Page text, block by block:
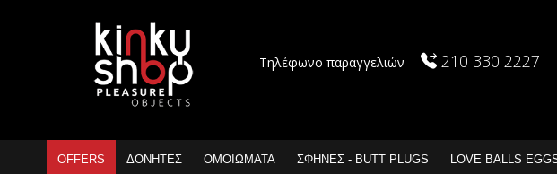
Τηλέφωνο παραγγελιών 210 330 2227
OFFERS ΔΟΝΗΤΈΣ ΟΜΟΙΏΜΑΤΑ ΣΦΉΝΕΣ - BUTT PLUGS LOVE BALLS